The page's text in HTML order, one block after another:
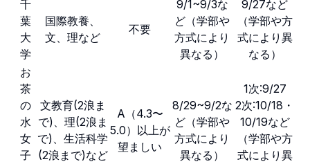
千
葉
大
学
国際教養、
文、理など
不要
9/1~9/3な
ど（学部や
方式により
異なる）
9/27など
（学部や方
式により異
なる）
お
茶
の
水
女
子
文教育(2浪ま
で)、理(2浪ま
で)、生活科学
(2浪まで)など
A（4.3〜
5.0）以上が
望ましい
8/29~9/2な
ど（学部や
方式により
異なる）
1次:9/27
2次:10/18・
10/19など
（学部や方
式により異